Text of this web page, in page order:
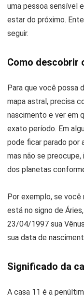
uma pessoa sensível
estar do próximo.
seguir.
Como descobrir
Para que você possa
mapa astral, precisa
nascimento e ver em
exato período. Em
pode ficar parado por
mas não se
dos planetas
Por exemplo, se
está no signo de
23/04/1997 sua
sua data de
Significado da
A casa 11 é a